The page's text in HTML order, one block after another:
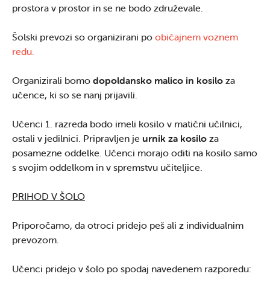
prostora v prostor in se ne bodo združevale.
Šolski prevozi so organizirani po običajnem voznem
redu.
Organizirali bomo dopoldansko malico in kosilo za
učence, ki so se nanj prijavili.
Učenci 1. razreda bodo imeli kosilo v matični učilnici,
ostali v jedilnici. Pripravljen je urnik za kosilo za
posamezne oddelke. Učenci morajo oditi na kosilo samo
s svojim oddelkom in v spremstvu učiteljice.
PRIHOD V ŠOLO
Priporočamo, da otroci pridejo peš ali z individualnim
prevozom.
Učenci pridejo v šolo po spodaj navedenem razporedu: